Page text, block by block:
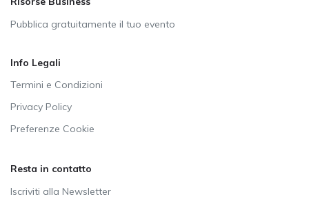
Pubblica gratuitamente il tuo evento
Info Legali
Termini e Condizioni
Privacy Policy
Preferenze Cookie
Resta in contatto
Iscriviti alla Newsletter